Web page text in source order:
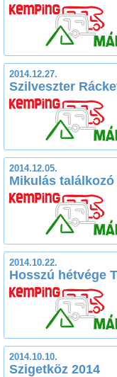
2014.12.27.
Szilveszter
2014.12.05.
Mikulás találkozó
2014.10.22.
Hosszú hétvége
2014.10.10.
Szigetköz 2014